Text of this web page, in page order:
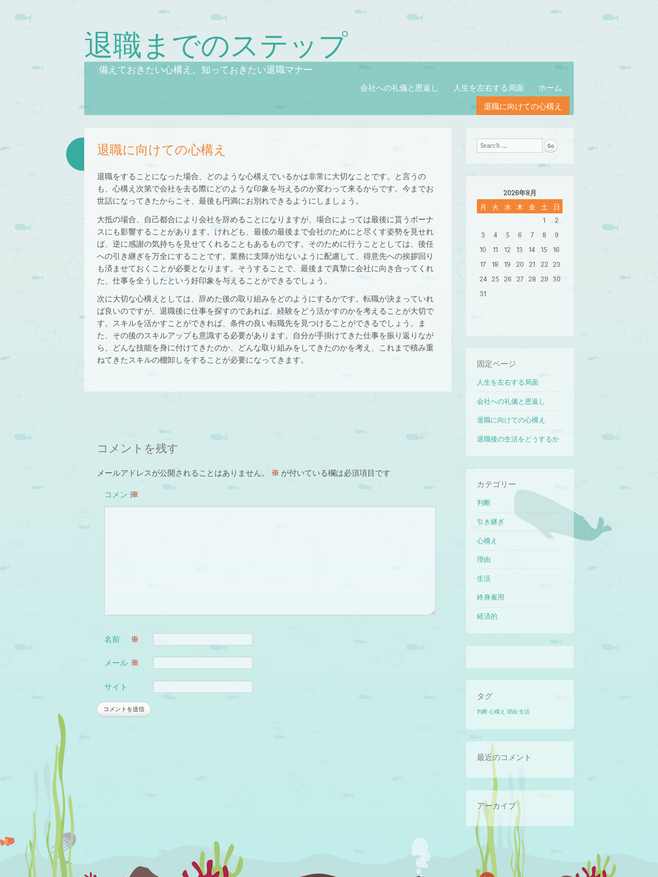
退職までのステップ
備えておきたい心構え。知っておきたい退職マナー
Menu
Skip to content
ホーム
人生を左右する局面
会社への礼儀と恩返し
退職に向けての心構え
退職に向けての心構え
退職をすることになった場合、どのような心構えでいるかは非常に大切なことです。と言うの
も、心構え次第で会社を去る際にどのような印象を与えるのか変わって来るからです。今までお
世話になってきたからこそ、最後も円満にお別れできるようにしましょう。
大抵の場合、自己都合により会社を辞めることになりますが、場合によっては最後に貰うボーナ
スにも影響することがあります。けれども、最後の最後まで会社のためにと尽くす姿勢を見せれ
ば、逆に感謝の気持ちを見せてくれることもあるものです。そのために行うこととしては、後任
への引き継ぎを万全にすることです。業務に支障が出ないように配慮して、得意先への挨拶回り
も済ませておくことが必要となります。そうすることで、最後まで真摯に会社に向き合ってくれ
た、仕事を全うしたという好印象を与えることができるでしょう。
次に大切な心構えとしては、辞めた後の取り組みをどのようにするかです。転職が決まっていれ
ば良いのですが、退職後に仕事を探すのであれば、経験をどう活かすのかを考えることが大切で
す。スキルを活かすことができれば、条件の良い転職先を見つけることができるでしょう。ま
た、その後のスキルアップも意識する必要があります。自分が手掛けてきた仕事を振り返りなが
ら、どんな技能を身に付けてきたのか、どんな取り組みをしてきたのかを考え、これまで積み重
ねてきたスキルの棚卸しをすることが必要になってきます。
コメントを残す
メールアドレスが公開されることはありません。 ※ が付いている欄は必須項目です
コメント
※
名前 ※
メール ※
サイト
Search
2026年8月
月 火 水 木 金 土 日
1
2
3
4 5 6 7 8
9
10
11 12 13 14 15
16
17
18 19 20 21 22
23
24
25 26 27 28 29
30
31
固定ページ
人生を左右する局面
会社への礼儀と恩返し
退職に向けての心構え
退職後の生活をどうするか
カテゴリー
判断
引き継ぎ
心構え
理由
生活
終身雇用
経済的
タグ
判断 心構え 理由 生活
最近のコメント
アーカイブ